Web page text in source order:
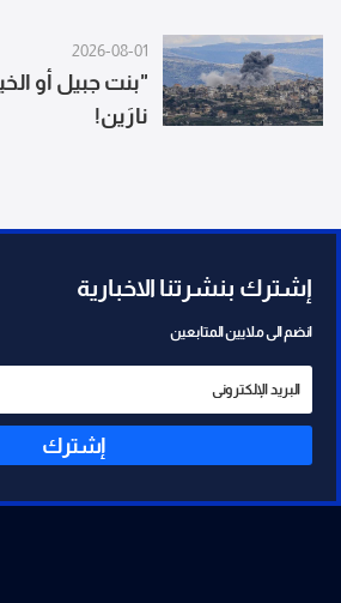
2026-08-01
"بنت جبيل أو
نارَين!
إشترك بنشرتنا الاخبارية
انضم الى ملايين المتابعين
إشترك